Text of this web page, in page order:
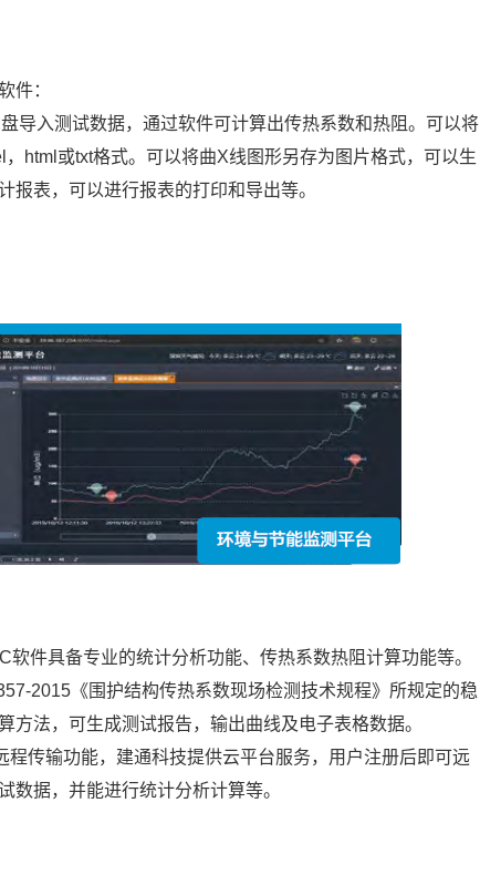
件：
导入测试数据，通过软件可计算出传热系数和热阻。可以将
html或txt格式。可以将曲X线图形另存为图片格式，可以生
报表，可以进行报表的打印和导出等。
软件具备专业的统计分析功能、传热系数热阻计算功能等。
2015《围护结构传热系数现场检测技术规程》所规定的稳
方法，可生成测试报告，输出曲线及电子表格数据。
程传输功能，建通科技提供云平台服务，用户注册后即可远
数据，并能进行统计分析计算等。